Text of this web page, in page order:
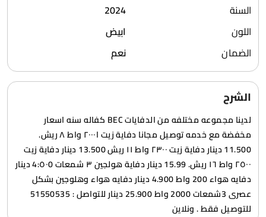
السنة
2024
اللون
ابيض
الضمان
نعم
الشرح
لدينا مجموعه مختلفه من الدفايات BEC كفاله سنه اسعار
مخفضة مع خدمه توصيل مجانا دفاية زيت ا٢٠٠٠ واط ٨ ريش.
11.500 دينار دفاية زيت ٢٣٠٠ واط ١١ ريش 13.500 دينار دفاية زيت
٢٥٠٠ واط ١٦ ريش. 15.99 دينار دفاية هولجين ٣ شمعات 4:٥٠0 دينار
دفايه هواء 200 واط 4.900 دينار دفايه هواء وهلوجين بشكل
عصرى 3شمعات 2000 واط 25.900 دينار للتواصل : 51550535
للتوصيل فقط . ونلاين